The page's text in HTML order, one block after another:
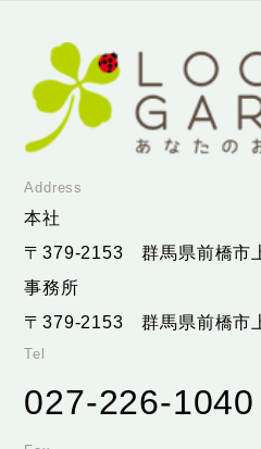
Address
本社
〒379-2153群馬県前橋市
事務所
〒379-2153群馬県前橋市
Tel
027-226-1040